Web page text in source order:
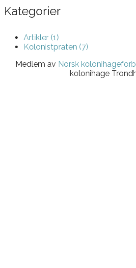
Kategorier
Artikler (1)
Kolonistpraten (7)
Medlem av Norsk
kolonihage